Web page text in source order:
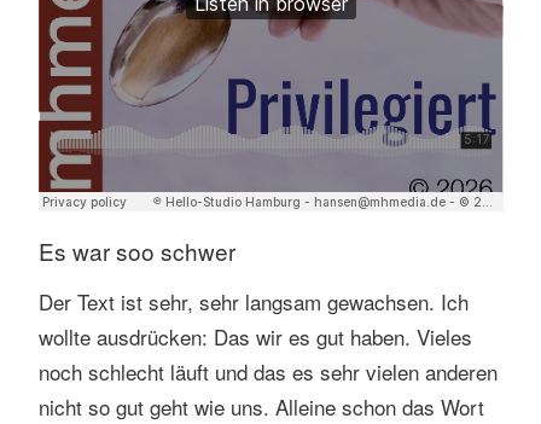
Es war soo schwer
Der Text ist sehr, sehr langsam gewachsen. Ich
wollte ausdrücken: Das wir es gut haben. Vieles
noch schlecht läuft und das es sehr vielen anderen
nicht so gut geht wie uns. Alleine schon das Wort